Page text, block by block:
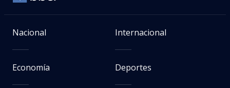
Nacional Internacional
Economía Deportes